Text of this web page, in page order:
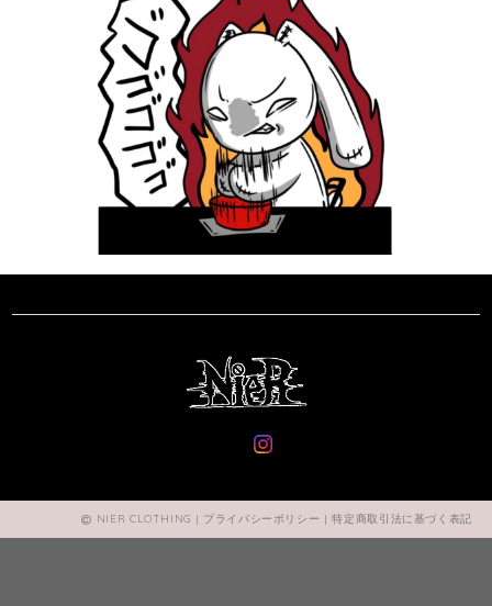
NIER CLOTHING | プライバシーポリシー |特定商取引法に基づく表記